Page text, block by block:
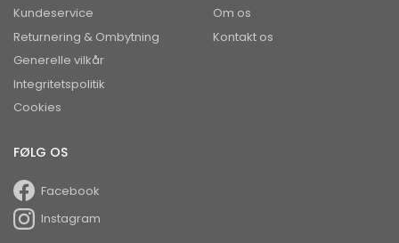
Kundeservice
Returnering & Ombytning
Generelle vilkår
Integritetspolitik
Cookies
Om os
Kontakt os
FØLG OS
Facebook
Instagram